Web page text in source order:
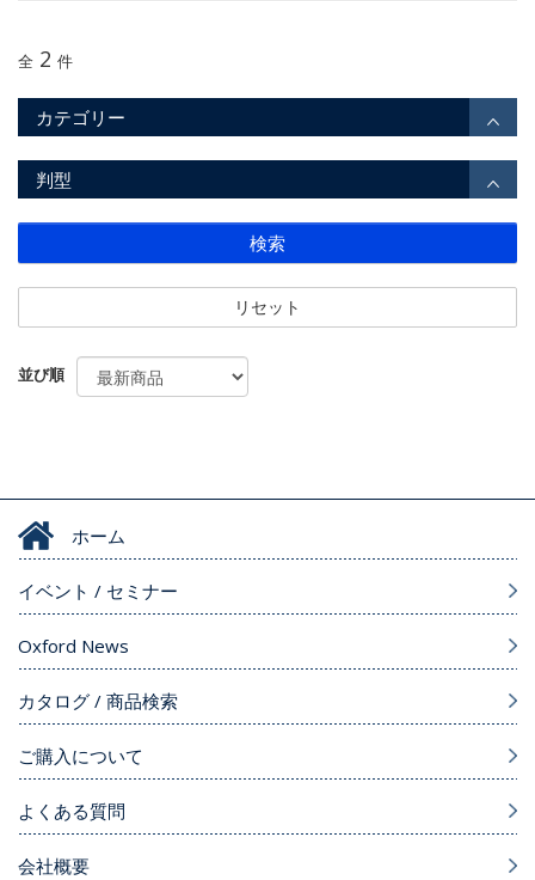
全 2 件
カテゴリー
判型
検索
リセット
並び順
ホーム
イベント / セミナー
Oxford News
カタログ / 商品検索
ご購入について
よくある質問
会社概要